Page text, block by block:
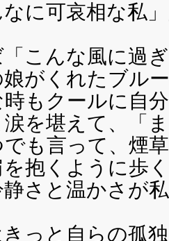
なに可哀相な私
こんな風に過
娘がくれたブ
時もクールに自
涙を堪えて、「
も言って、煙
を抱くように歩
静さと温かさが
っと自らの孤